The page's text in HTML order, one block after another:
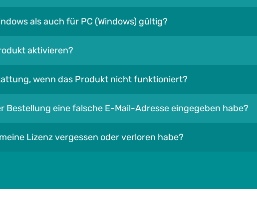
als auch für PC (Windows) gültig?
aktivieren?
wenn das Produkt nicht funktioniert?
Bestellung eine falsche E-Mail-Adresse eingegeben habe?
Lizenz vergessen oder verloren habe?